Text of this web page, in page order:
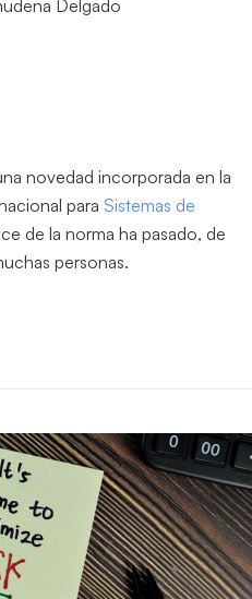
Delgado
novedad incorporada en la
para Sistemas de
de la norma ha pasado, de
personas.